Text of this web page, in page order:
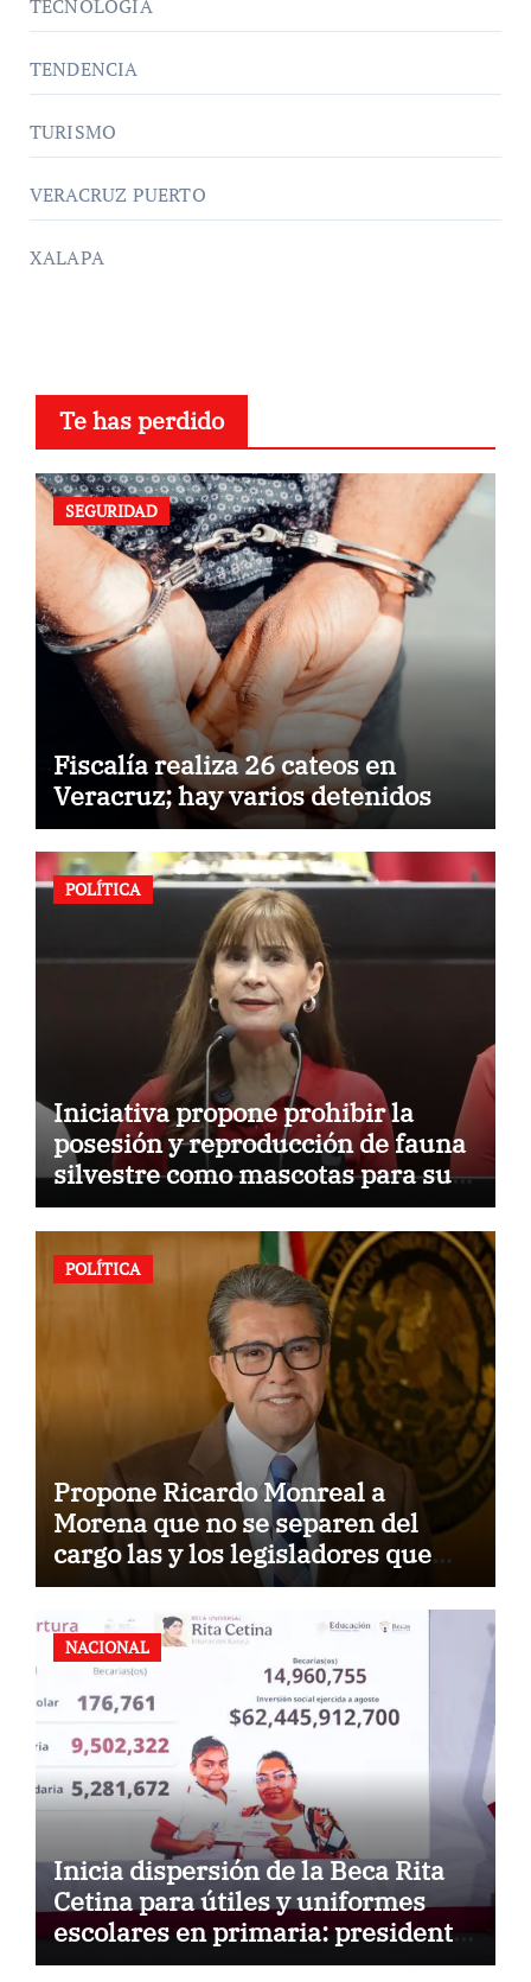
TECNOLOGÍA
TENDENCIA
TURISMO
VERACRUZ PUERTO
XALAPA
Te has perdido
SEGURIDAD
Fiscalía realiza 26 cateos en
Veracruz; hay varios detenidos
POLÍTICA
Iniciativa propone prohibir la
posesión y reproducción de fauna
silvestre como mascotas para su
comercialización
POLÍTICA
Propone Ricardo Monreal a
Morena que no se separen del
cargo las y los legisladores que
quieren reelegirse
NACIONAL
Inicia dispersión de la Beca Rita
Cetina para útiles y uniformes
escolares en primaria: presidenta
Claudia Sheinbaum